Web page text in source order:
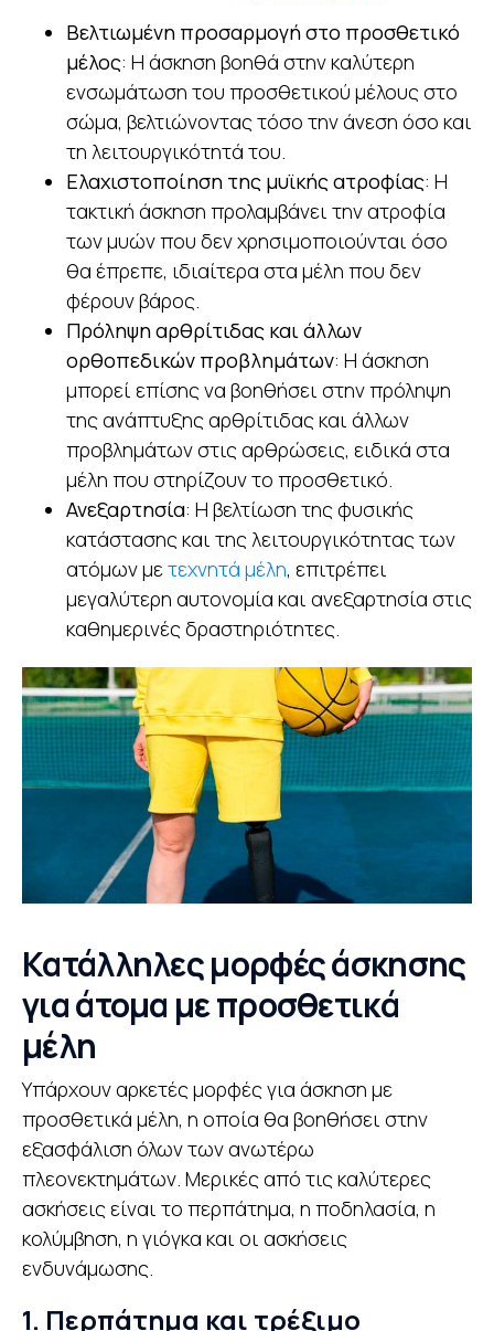
Βελτιωμένη προσαρμογή στο προσθετικό
μέλος: Η άσκηση βοηθά στην καλύτερη
ενσωμάτωση του προσθετικού μέλους στο
σώμα, βελτιώνοντας τόσο την άνεση όσο και
τη λειτουργικότητά του.
Ελαχιστοποίηση της μυϊκής ατροφίας: Η
τακτική άσκηση προλαμβάνει την ατροφία
των μυών που δεν χρησιμοποιούνται όσο
θα έπρεπε, ιδιαίτερα στα μέλη που δεν
φέρουν βάρος.
Πρόληψη αρθρίτιδας και άλλων
ορθοπεδικών προβλημάτων: Η άσκηση
μπορεί επίσης να βοηθήσει στην πρόληψη
της ανάπτυξης αρθρίτιδας και άλλων
προβλημάτων στις αρθρώσεις, ειδικά στα
μέλη που στηρίζουν το προσθετικό.
Ανεξαρτησία: Η βελτίωση της φυσικής
κατάστασης και της λειτουργικότητας των
ατόμων μετεχνητά μέλη, επιτρέπει
μεγαλύτερη αυτονομία και ανεξαρτησία στις
καθημερινές δραστηριότητες.
Κατάλληλες μορφές άσκησης
για άτομα με προσθετικά
μέλη
Υπάρχουν αρκετές μορφές για άσκηση με
προσθετικά μέλη, η οποία θα βοηθήσει στην
εξασφάλιση όλων των ανωτέρω
πλεονεκτημάτων. Μερικές από τις καλύτερες
ασκήσεις είναι το περπάτημα, η ποδηλασία, η
κολύμβηση, η γιόγκα και οι ασκήσεις
ενδυνάμωσης.
1. Περπάτημα και τρέξιμο